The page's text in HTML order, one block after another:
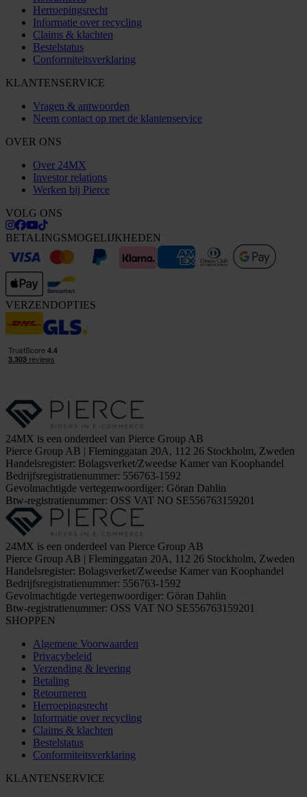
Herroepingsrecht
Informatie over recycling
Claims & klachten
Bestelstatus
Conformiteitsverklaring
KLANTENSERVICE
Vragen & antwoorden
Neem contact op met de klantenservice
OVER ONS
Over 24MX
Investor relations
Werken bij Pierce
VOLG ONS
BETALINGSMOGELIJKHEDEN
VERZENDOPTIES
24MX is een onderdeel van Pierce Group AB
Pierce Group AB | Fleminggatan 20A, 112 26 Stockholm, Zweden
Handelsregister: Bolagsverket/Zweedse Kamer van Koophandel
Bedrijfsregistratienummer: 556763-1592
Gevolmachtigde vertegenwoordiger: Göran Dahlin
Btw-registratienummer: OSS VAT NO SE556763159201
24MX is een onderdeel van Pierce Group AB
Pierce Group AB | Fleminggatan 20A, 112 26 Stockholm, Zweden
Handelsregister: Bolagsverket/Zweedse Kamer van Koophandel
Bedrijfsregistratienummer: 556763-1592
Gevolmachtigde vertegenwoordiger: Göran Dahlin
Btw-registratienummer: OSS VAT NO SE556763159201
SHOPPEN
Algemene Voorwaarden
Privacybeleid
Verzending & levering
Betaling
Retourneren
Herroepingsrecht
Informatie over recycling
Claims & klachten
Bestelstatus
Conformiteitsverklaring
KLANTENSERVICE